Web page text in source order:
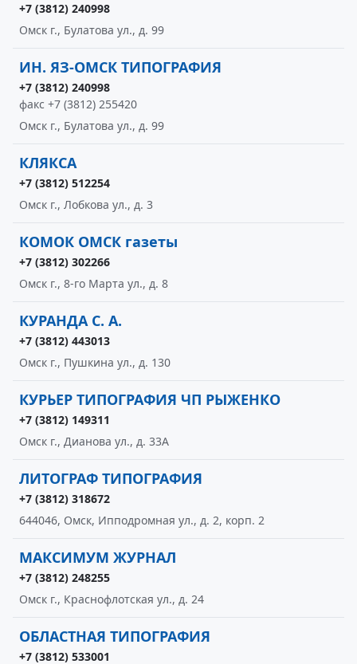
+7 (3812) 240998
Омск г., Булатова ул., д. 99
ИН. ЯЗ-ОМСК ТИПОГРАФИЯ
+7 (3812) 240998
факс +7 (3812) 255420
Омск г., Булатова ул., д. 99
КЛЯКСА
+7 (3812) 512254
Омск г., Лобкова ул., д. 3
КОМОК ОМСК газеты
+7 (3812) 302266
Омск г., 8-го Марта ул., д. 8
КУРАНДА С. А.
+7 (3812) 443013
Омск г., Пушкина ул., д. 130
КУРЬЕР ТИПОГРАФИЯ ЧП РЫЖЕНКО
+7 (3812) 149311
Омск г., Дианова ул., д. 33А
ЛИТОГРАФ ТИПОГРАФИЯ
+7 (3812) 318672
644046, Омск, Ипподромная ул., д. 2, корп. 2
МАКСИМУМ ЖУРНАЛ
+7 (3812) 248255
Омск г., Краснофлотская ул., д. 24
ОБЛАСТНАЯ ТИПОГРАФИЯ
+7 (3812) 533001